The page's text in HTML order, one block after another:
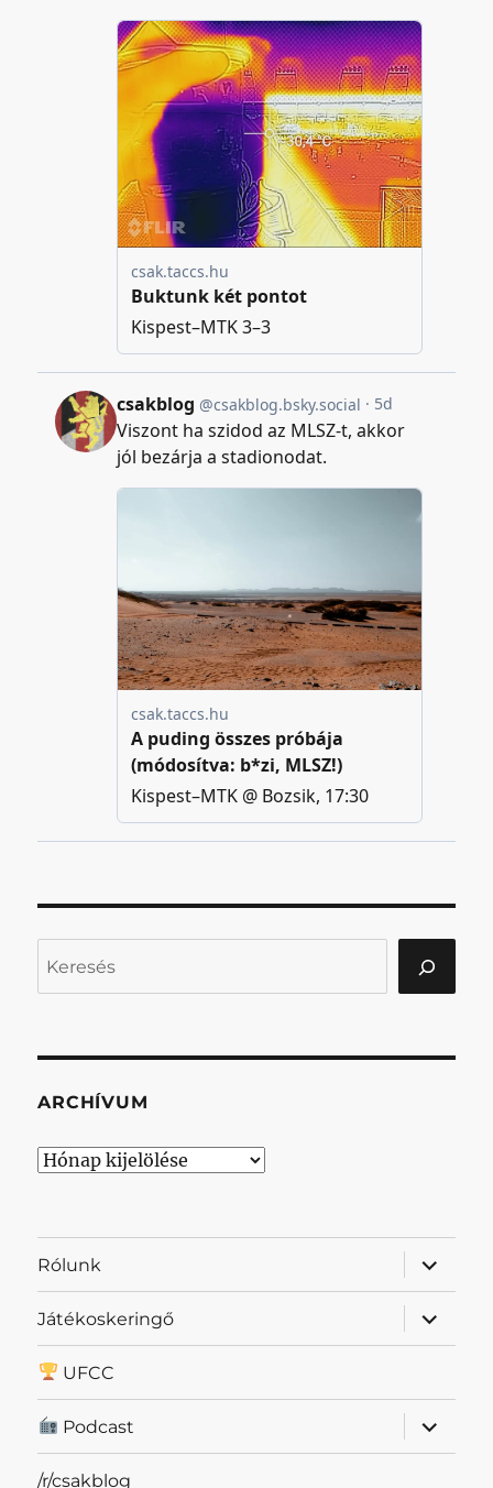
ARCHÍVUM
Archívum
Rólunk
almenü
Játékoskeringő
almenü
UFCC
Podcast
almenü
/r/csakblog